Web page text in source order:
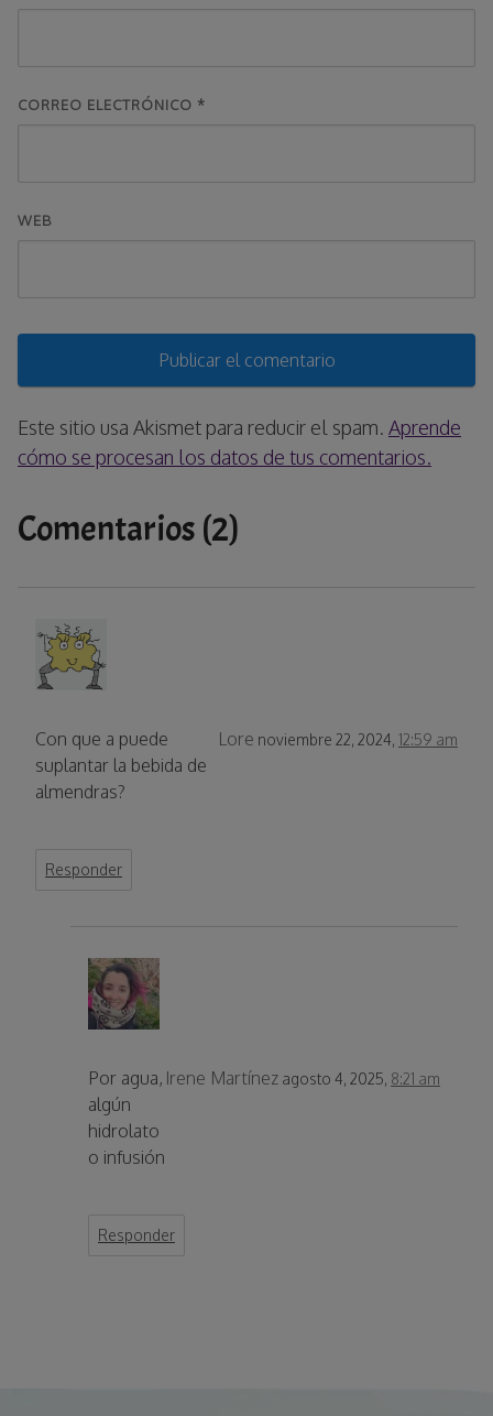
CORREO ELECTRÓNICO *
WEB
Este sitio usa Akismet para reducir el spam. Aprende
cómo se procesan los datos de tus comentarios.
Comentarios (2)
Lore noviembre 22, 2024, 12:59 am
Con que a puede
suplantar la bebida de
almendras?
Responder
Irene Martínez agosto 4, 2025, 8:21 am
Por agua,
algún
hidrolato
o infusión
Responder